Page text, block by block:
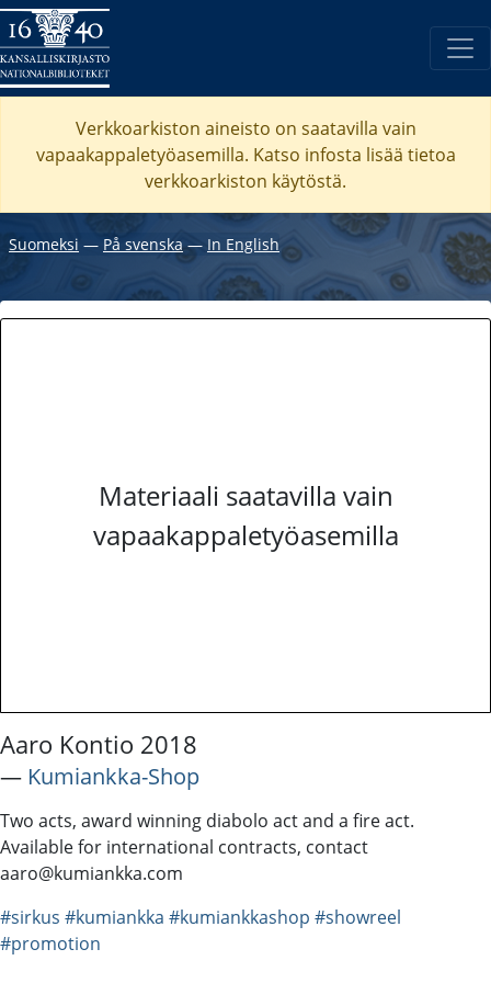
Verkkoarkiston aineisto on saatavilla vain
vapaakappaletyöasemilla. Katso infosta lisää tietoa
verkkoarkiston käytöstä.
Suomeksi ― På svenska― In English
Materiaali saatavilla vain
vapaakappaletyöasemilla
Aaro Kontio 2018
― Kumiankka-Shop
Two acts, award winning diabolo act and a fire act.
Available for international contracts, contact
aaro@kumiankka.com
#sirkus #kumiankka #kumiankkashop #showreel
#promotion